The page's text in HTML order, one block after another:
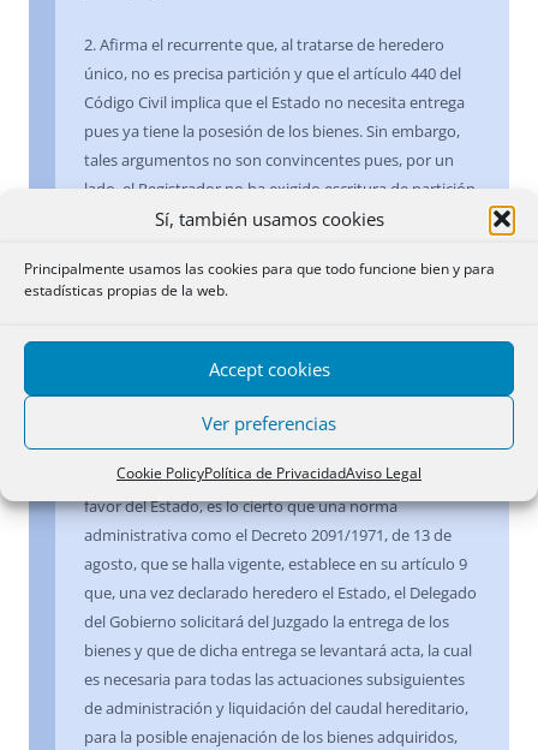
Sí, también usamos cookies
Principalmente usamos las cookies para que todo funcione bien y para
estadísticas propias de la web.
Accept cookies
Ver preferencias
Cookie PolicyPolítica de PrivacidadAviso Legal
2. Afirma el recurrente que, al tratarse de heredero
único, no es precisa partición y que el artículo 440 del
Código Civil implica que el Estado no necesita entrega
pues ya tiene la posesión de los bienes. Sin embargo,
tales argumentos no son convincentes pues, por un
lado, el Registrador no ha exigido escritura de partición,
que sería improcedente, pues, al tratarse de heredero
civilísima a que se refiere el artículo 440 del Código Civil
no supone la supresión de formalidades
ya que podría justificarse desde múltiples puntos de
vista, teniendo en cuenta la diversidad de opiniones
doctrinales sobre la naturaleza de este llamamiento a
favor del Estado, es lo cierto que una norma
administrativa como el Decreto 2091/1971, de 13 de
agosto, que se halla vigente, establece en su artículo 9
que, una vez declarado heredero el Estado, el Delegado
del Gobierno solicitará del Juzgado la entrega de los
bienes y que de dicha entrega se levantará acta, la cual
es necesaria para todas las actuaciones subsiguientes
de administración y liquidación del caudal hereditario,
para la posible enajenación de los bienes adquiridos,